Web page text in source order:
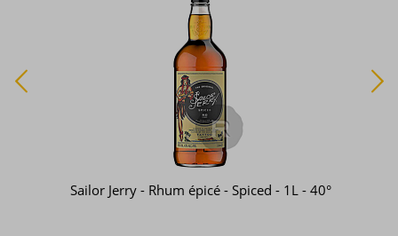
Sailor Jerry - Rhum épicé - Spiced - 1L - 40°